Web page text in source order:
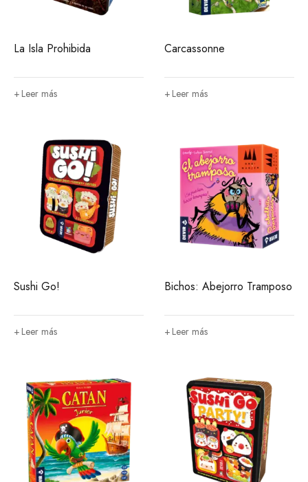
La Isla Prohibida
Leer más
Carcassonne
Leer más
Sushi Go!
Leer más
Bichos: Abejorro Tramposo
Leer más